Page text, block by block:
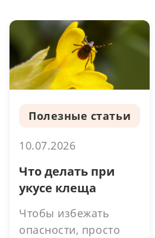
Полезные статьи
10.07.2026
Что делать при
укусе клеща
Чтобы избежать
опасности, просто